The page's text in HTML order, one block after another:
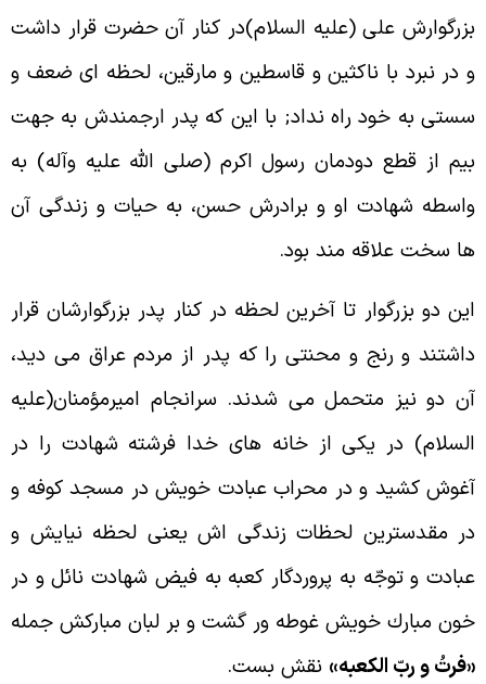
على (عليه السلام)در کنار آن حضرت قرار داشت
در نبرد با ناکثين و قاسطين و مارقين، لحظه اى ضعف و
به خود راه نداد; با اين که پدر ارجمندش به جهت
از قطع دودمان رسول اکرم (صلى الله عليه وآله) به
شهادت او و برادرش حسن، به حيات و زندگى آن
سخت علاقه مند بود.
دو بزرگوار تا آخرين لحظه در کنار پدر بزرگوارشان قرار
و رنج و محنتى را که پدر از مردم عراق مى ديد،
دو نيز متحمل مى شدند. سرانجام اميرمؤمنان(عليه
در يكى از خانه هاى خدا فرشته شهادت را در
کشيد و در محراب عبادت خويش در مسجد کوفه و
مقدسترين لحظات زندگى اش يعنى لحظه نيايش و
و توجّه به پروردگار کعبه به فيض شهادت نائل و در
مبارك خويش غوطه ور گشت و بر لبان مبارکش جمله
و ربّ الكعبه»نقش بست.